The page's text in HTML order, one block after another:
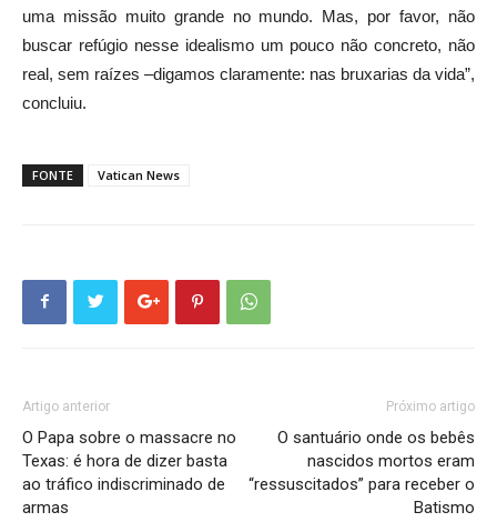
uma missão muito grande no mundo. Mas, por favor, não
buscar refúgio nesse idealismo um pouco não concreto, não
real, sem raízes –digamos claramente: nas bruxarias da vida”,
concluiu.
FONTE Vatican News
Artigo anterior
O Papa sobre o massacre no
Texas: é hora de dizer basta
ao tráfico indiscriminado de
armas
Próximo artigo
O santuário onde os bebês
nascidos mortos eram
“ressuscitados” para receber o
Batismo